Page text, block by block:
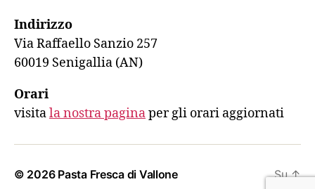
Indirizzo
Via Raffaello Sanzio 257
60019 Senigallia (AN)
Orari
visitala nostra paginaper gli orari aggiornati
© 2026 Pasta Fresca di Vallone Su↑